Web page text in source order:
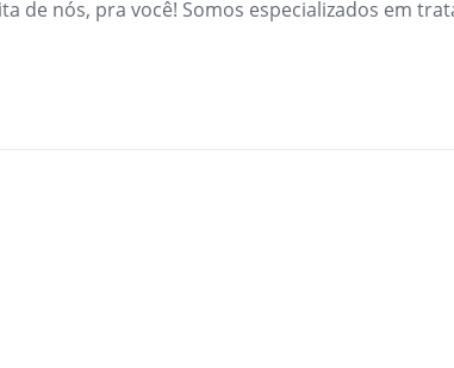
de nós, pra você! Somos especializados em